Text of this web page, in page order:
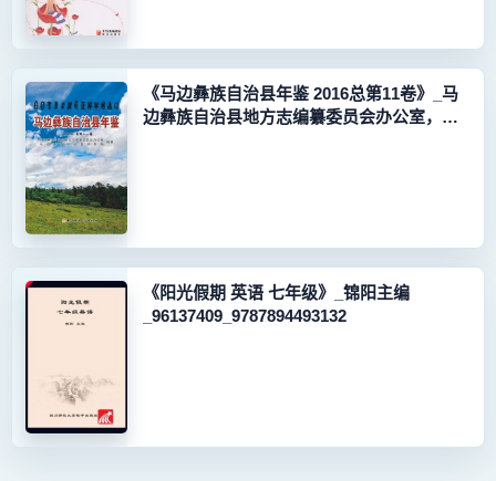
《马边彝族自治县年鉴 2016总第11卷》_马
边彝族自治县地方志编纂委员会办公室，马
《阳光假期 英语 七年级》_锦阳主编
_96137409_9787894493132